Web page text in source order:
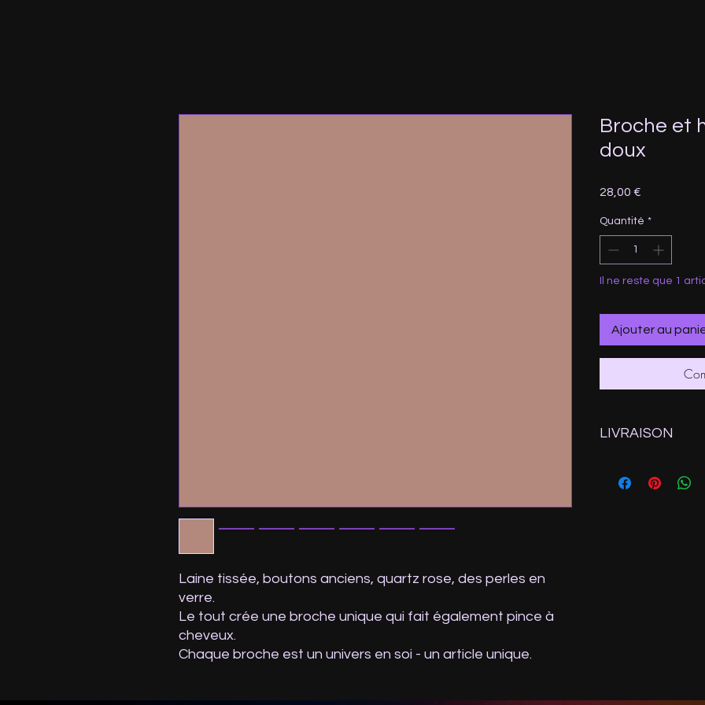
Laine tissée, boutons anciens, quartz rose, des perles en
verre.
Le tout crée une broche unique qui fait également pince à
cheveux.
Chaque broche est un univers en soi - un article unique.
Broche et
doux
28,00 €
Quantité *
Il ne reste que 1
Ajouter au
LIVRAISON
Ps: Si vous